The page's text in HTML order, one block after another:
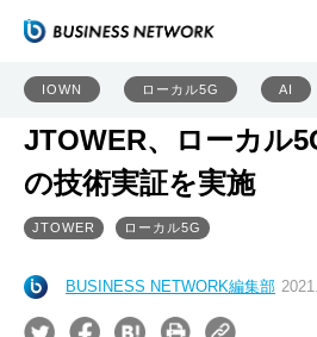
IOWN ローカル5G AI
JTOWER、ローカル
の技術実証を実施
JTOWER ローカル5G
BUSINESS NETWORK編集部